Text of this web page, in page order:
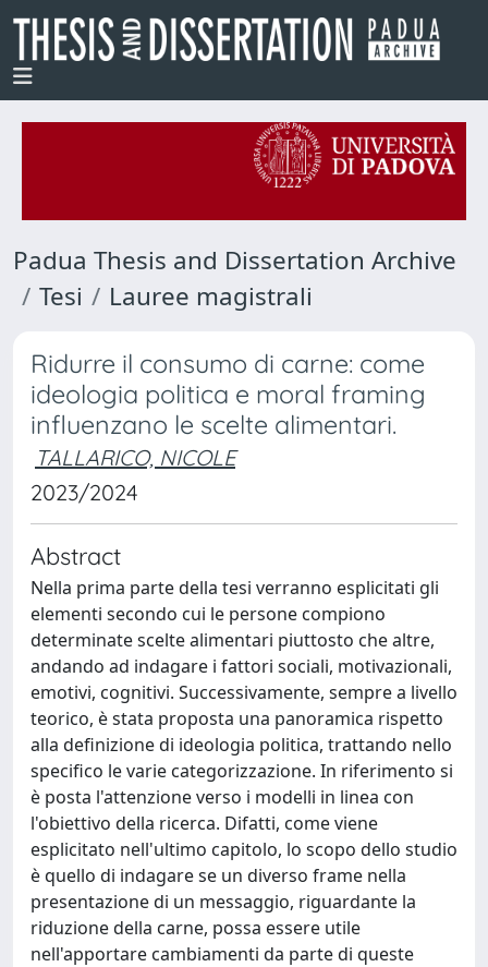
Padua Thesis and Dissertation Archive
Tesi
Lauree magistrali
Ridurre il consumo di carne: come
ideologia politica e moral framing
influenzano le scelte alimentari.
TALLARICO, NICOLE
2023/2024
Abstract
Nella prima parte della tesi verranno esplicitati gli
elementi secondo cui le persone compiono
determinate scelte alimentari piuttosto che altre,
andando ad indagare i fattori sociali, motivazionali,
emotivi, cognitivi. Successivamente, sempre a livello
teorico, è stata proposta una panoramica rispetto
alla definizione di ideologia politica, trattando nello
specifico le varie categorizzazione. In riferimento si
è posta l'attenzione verso i modelli in linea con
l'obiettivo della ricerca. Difatti, come viene
esplicitato nell'ultimo capitolo, lo scopo dello studio
è quello di indagare se un diverso frame nella
presentazione di un messaggio, riguardante la
riduzione della carne, possa essere utile
nell'apportare cambiamenti da parte di queste